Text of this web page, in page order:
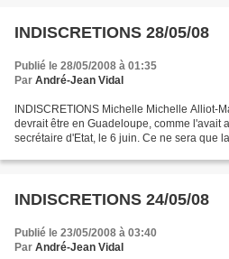
INDISCRETIONS 28/05/08
Publié le 28/05/2008 à 01:35
Par André-Jean Vidal
INDISCRETIONS Michelle Michelle Alliot-
devrait être en Guadeloupe, comme l'avait
secrétaire d'Etat, le 6 juin. Ce ne sera que
INDISCRETIONS 24/05/08
Publié le 23/05/2008 à 03:40
Par André-Jean Vidal